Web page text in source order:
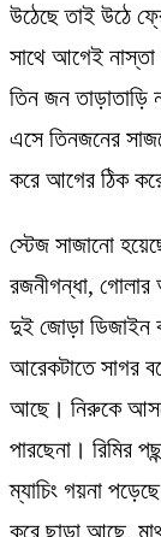
উঠেছে তাই উঠে
সাথে আগেই নাস্তা
তিন জন তাড়াতাড়ি
এসে তিনজনের
করে আগের ঠিক করে
স্টেজ সাজানো
রজনীগন্ধা,
দুই জোড়া ডিজাইন
আরেকটাতে সাগর
আছে। নিরুকে
পারছেনা। রিমির
ম্যাচিং গয়না
করে ছাড়া আছে,